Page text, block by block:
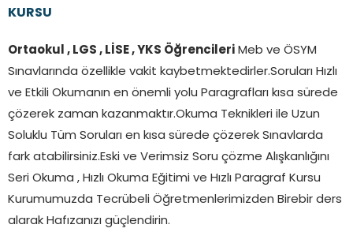
KURSU
Ortaokul , LGS , LİSE , YKS Öğrencileri
Meb ve ÖSYM
Sınavlarında özellikle vakit kaybetmektedirler.Soruları Hızlı
ve Etkili Okumanın en önemli yolu Paragrafları kısa sürede
çözerek zaman kazanmaktır.Okuma Teknikleri ile Uzun
Soluklu Tüm Soruları en kısa sürede çözerek Sınavlarda
fark atabilirsiniz.Eski ve Verimsiz Soru çözme Alışkanlığını
Seri Okuma , Hızlı Okuma Eğitimi ve Hızlı Paragraf Kursu
Kurumumuzda Tecrübeli Öğretmenlerimizden Birebir ders
alarak Hafızanızı güçlendirin.